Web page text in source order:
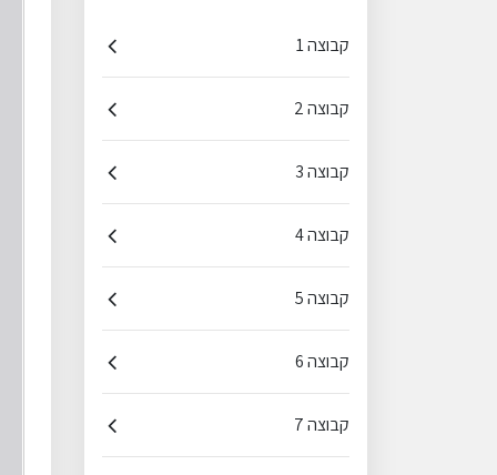
קבוצה 1
קבוצה 2
קבוצה 3
קבוצה 4
קבוצה 5
קבוצה 6
קבוצה 7